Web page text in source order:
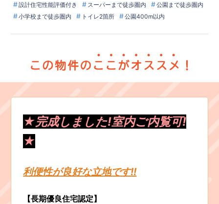
設計住宅性能評価付き
スーパーまで徒歩圏内
公園まで徒歩圏内
小学校まで徒歩圏内
トイレ2箇所 公園400m以内
★完成しました!室内ご内覧可!
★
利便性が良好な立地です!!
【長期優良住宅認定】